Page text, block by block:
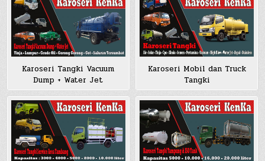
Karoseri Tangki Vacuum
Dump + Water Jet
Karoseri Mobil dan Truck
Tangki